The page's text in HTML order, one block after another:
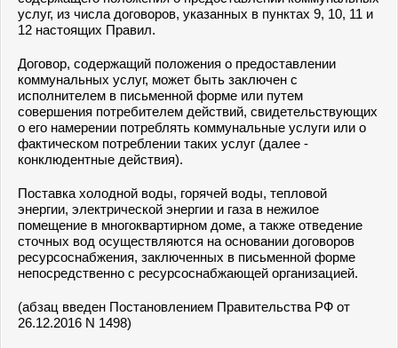
услуг, из числа договоров, указанных в пунктах 9, 10, 11 и
12 настоящих Правил.
Договор, содержащий положения о предоставлении
коммунальных услуг, может быть заключен с
исполнителем в письменной форме или путем
совершения потребителем действий, свидетельствующих
о его намерении потреблять коммунальные услуги или о
фактическом потреблении таких услуг (далее -
конклюдентные действия).
Поставка холодной воды, горячей воды, тепловой
энергии, электрической энергии и газа в нежилое
помещение в многоквартирном доме, а также отведение
сточных вод осуществляются на основании договоров
ресурсоснабжения, заключенных в письменной форме
непосредственно с ресурсоснабжающей организацией.
(абзац введен Постановлением Правительства РФ от
26.12.2016 N 1498)